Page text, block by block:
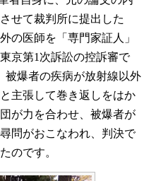
せて裁判所に提出した
の医師を「専門家証人」
京第1次訴訟の控訴審で
被爆者の疾病が放射線以外
主張して巻き返しをはか
が力を合わせ、被爆者が
問がおこなわれ、判決で
のです。